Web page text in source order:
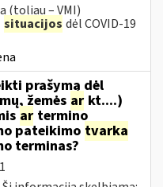
(toliau – VMI)
situacijos dėl COVID-19
prašymą dėl
žemės ar kt....)
ar termino
pateikimo tvarka
terminas?